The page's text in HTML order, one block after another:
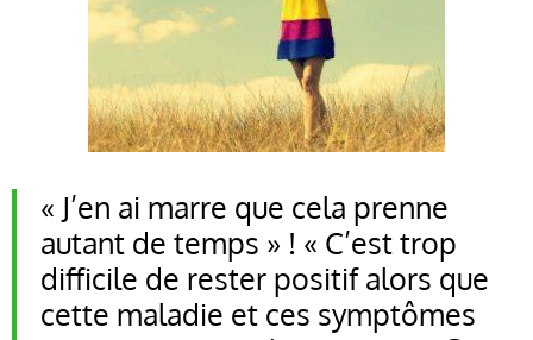
« J’en ai marre que cela prenne
autant de temps » ! « C’est trop
difficile de rester positif alors que
cette maladie et ces symptômes